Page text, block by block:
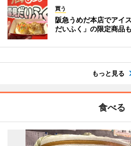
買う
阪急うめだ本店でアイ
だいふく」の限定商品も
もっと見る
食べる